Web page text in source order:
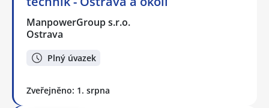
ManpowerGroup s.r.o.
Ostrava
Plný úvazek
Zveřejněno: 1. srpna